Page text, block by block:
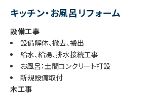
キッチン・お風呂リフォーム
設備工事
設備解体、撤去、搬出
給水、給湯、排水接続工事
お風呂：土間コンクリート打設
新規設備取付
木工事